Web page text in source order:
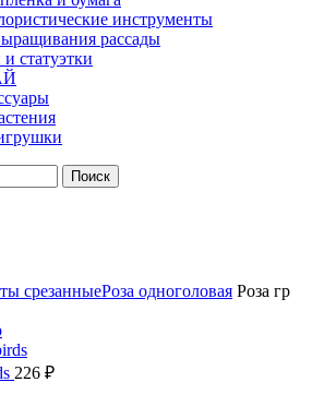
инструменты
рассады
статуэтки
Поиск
срезанныеРоза одноголовая Роза гр
226 ₽